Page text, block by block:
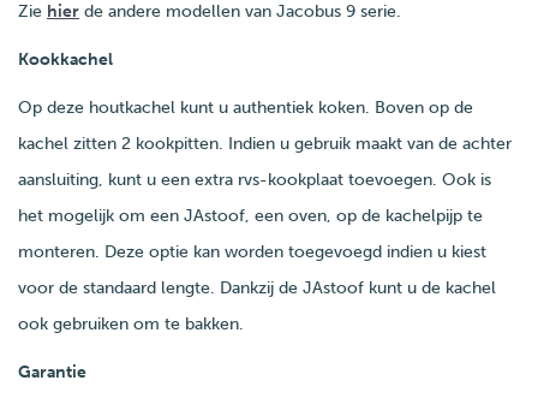
Zie hier de andere modellen van Jacobus 9 serie.
Kookkachel
Op deze houtkachel kunt u authentiek koken. Boven op de
kachel zitten 2 kookpitten. Indien u gebruik maakt van de achter
aansluiting, kunt u een extra rvs-kookplaat toevoegen. Ook is
het mogelijk om een JAstoof, een oven, op de kachelpijp te
monteren. Deze optie kan worden toegevoegd indien u kiest
voor de standaard lengte. Dankzij de JAstoof kunt u de kachel
ook gebruiken om te bakken.
Garantie